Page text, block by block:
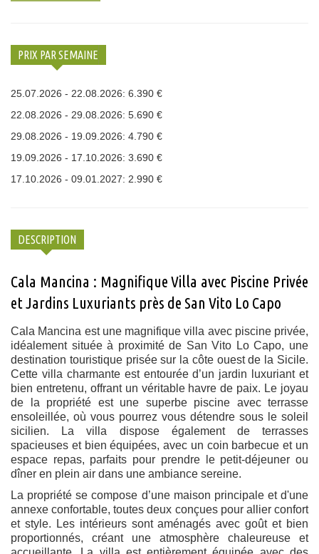
PRIX PAR SEMAINE
25.07.2026 - 22.08.2026: 6.390 €
22.08.2026 - 29.08.2026: 5.690 €
29.08.2026 - 19.09.2026: 4.790 €
19.09.2026 - 17.10.2026: 3.690 €
17.10.2026 - 09.01.2027: 2.990 €
DESCRIPTION
Cala Mancina : Magnifique Villa avec Piscine Privée
et Jardins Luxuriants près de San Vito Lo Capo
Cala Mancina est une magnifique villa avec piscine privée,
idéalement située à proximité de San Vito Lo Capo, une
destination touristique prisée sur la côte ouest de la Sicile.
Cette villa charmante est entourée d’un jardin luxuriant et
bien entretenu, offrant un véritable havre de paix. Le joyau
de la propriété est une superbe piscine avec terrasse
ensoleillée, où vous pourrez vous détendre sous le soleil
sicilien. La villa dispose également de terrasses
spacieuses et bien équipées, avec un coin barbecue et un
espace repas, parfaits pour prendre le petit-déjeuner ou
dîner en plein air dans une ambiance sereine.
La propriété se compose d’une maison principale et d'une
annexe confortable, toutes deux conçues pour allier confort
et style. Les intérieurs sont aménagés avec goût et bien
proportionnés, créant une atmosphère chaleureuse et